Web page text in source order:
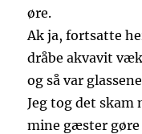
øre.
Ak ja, fortsatte
dråbe akvavit
og så var
Jeg tog det skam
mine gæster gøre